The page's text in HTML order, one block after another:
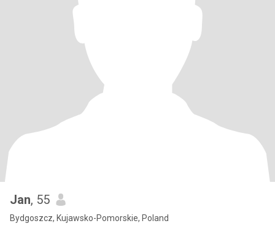
Jan, 55
Bydgoszcz, Kujawsko-Pomorskie, Poland